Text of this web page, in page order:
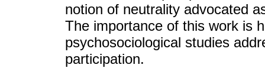
notion of neutrality advocated
The importance of this work is
psychosociological studies
participation.